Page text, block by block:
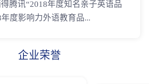
腾讯“2018年度知名亲子英语品
年度影响力外语教育品...
企业荣誉